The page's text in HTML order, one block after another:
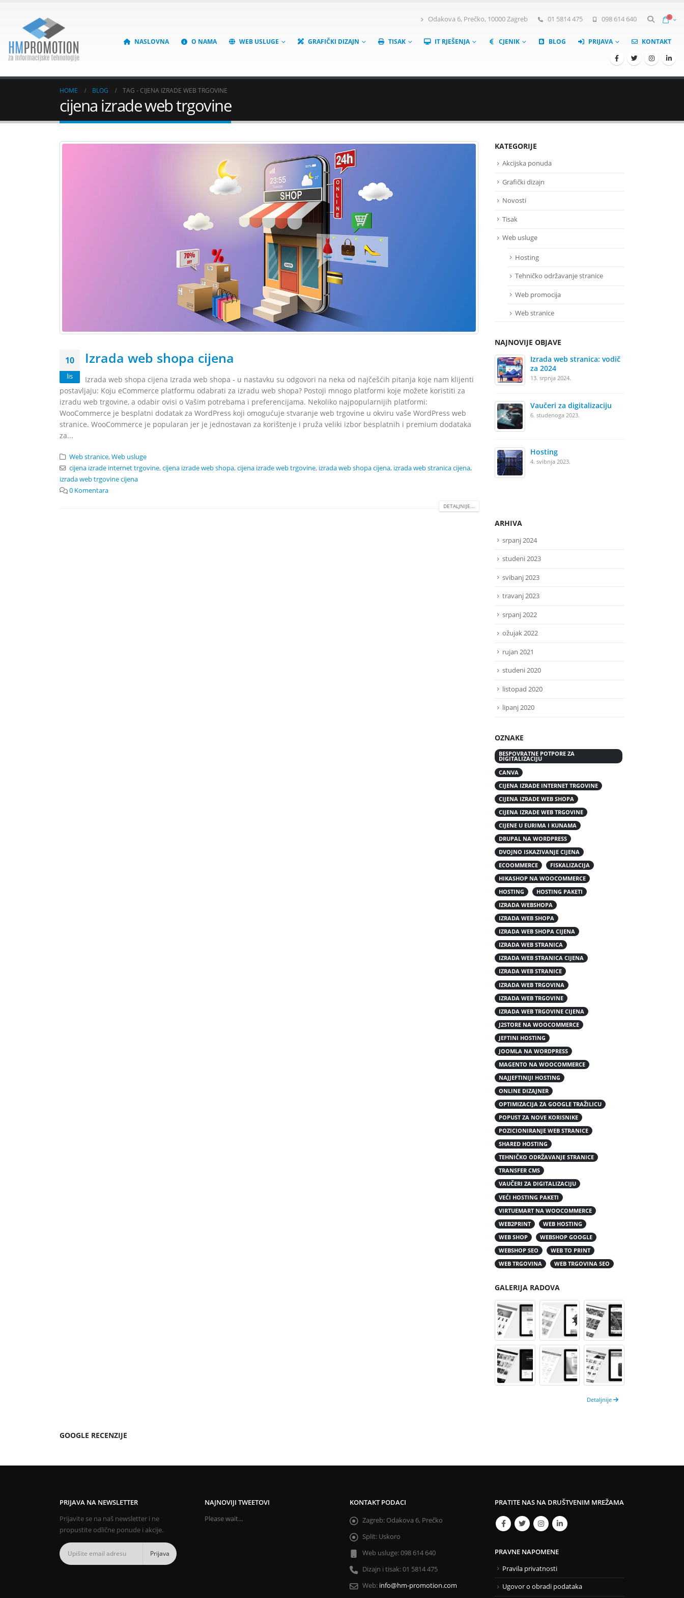
Odakova 6, Prečko, 10000 Zagreb 01 5814 475 098 614 640 0
NASLOVNA O NAMA WEB USLUGE GRAFIČKI DIZAJN TISAK IT RJEŠENJA CJENIK BLOG PRIJAVA KONTAKT
HOME BLOG TAG - CIJENA IZRADE WEB TRGOVINE
cijena izrade web trgovine
10
lis
Izrada web shopa cijena
Izrada web shopa cijena Izrada web shopa - u nastavku su odgovori na neka od najčešćih pitanja koje nam klijenti
postavljaju: Koju eCommerce platformu odabrati za izradu web shopa? Postoji mnogo platformi koje možete koristiti za
izradu web trgovine, a odabir ovisi o Vašim potrebama i preferencijama. Nekoliko najpopularnijih platformi:
WooCommerce je besplatni dodatak za WordPress koji omogućuje stvaranje web trgovine u okviru vaše WordPress web
stranice. WooCommerce je popularan jer je jednostavan za korištenje i pruža veliki izbor besplatnih i premium dodataka
za...
Web stranice,Web usluge
cijena izrade internet trgovine,cijena izrade web shopa,cijena izrade web trgovine, izrada web shopa cijena, izrada web stranica cijena,
izrada web trgovine cijena
0 Komentara
DETALJNIJE...
KATEGORIJE
Akcijska ponuda
Grafički dizajn
Novosti
Tisak
Web usluge
Hosting
Tehničko održavanje stranice
Web promocija
Web stranice
NAJNOVIJE OBJAVE
Izrada web stranica: vodič
za 2024
13. srpnja 2024.
Vaučeri za digitalizaciju
6. studenoga 2023.
Hosting
4. svibnja 2023.
ARHIVA
srpanj 2024
studeni 2023
svibanj 2023
travanj 2023
srpanj 2022
ožujak 2022
rujan 2021
studeni 2020
listopad 2020
lipanj 2020
OZNAKE
BESPOVRATNE POTPORE ZA
DIGITALIZACIJU
CANVA
CIJENA IZRADE INTERNET TRGOVINE
CIJENA IZRADE WEB SHOPA
CIJENA IZRADE WEB TRGOVINE
CIJENE U EURIMA I KUNAMA
DRUPAL NA WORDPRESS
DVOJNO ISKAZIVANJE CIJENA
ECOOMMERCE
FISKALIZACIJA
HIKASHOP NA WOOCOMMERCE
HOSTING
HOSTING PAKETI
IZRADA WEBSHOPA
IZRADA WEB SHOPA
IZRADA WEB SHOPA CIJENA
IZRADA WEB STRANICA
IZRADA WEB STRANICA CIJENA
IZRADA WEB STRANICE
IZRADA WEB TRGOVINA
IZRADA WEB TRGOVINE
IZRADA WEB TRGOVINE CIJENA
J2STORE NA WOOCOMMERCE
JEFTINI HOSTING
JOOMLA NA WORDPRESS
MAGENTO NA WOOCOMMERCE
NAJJEFTINIJI HOSTING
ONLINE DIZAJNER
OPTIMIZACIJA ZA GOOGLE TRAŽILICU
POPUST ZA NOVE KORISNIKE
POZICIONIRANJE WEB STRANICE
SHARED HOSTING
TEHNIČKO ODRŽAVANJE STRANICE
TRANSFER CMS
VAUČERI ZA DIGITALIZACIJU
VEĆI HOSTING PAKETI
VIRTUEMART NA WOOCOMMERCE
WEB2PRINT
WEB HOSTING
WEB SHOP
WEBSHOP GOOGLE
WEBSHOP SEO
WEB TO PRINT
WEB TRGOVINA
WEB TRGOVINA SEO
GALERIJA RADOVA
Detaljnije
GOOGLE RECENZIJE
PRIJAVA NA NEWSLETTER
Prijavite se na naš newsletter i ne
propustite odlične ponude i akcije.
NAJNOVIJI TWEETOVI
Please wait...
KONTAKT PODACI
Zagreb: Odakova 6, Prečko
Split: Uskoro
Web usluge:098 614 640
Dizajn i tisak:01 5814 475
Web: info@hm-promotion.com
PRATITE NAS NA DRUŠTVENIM MREŽAMA
PRAVNE NAPOMENE
Pravila privatnosti
Ugovor o obradi podataka